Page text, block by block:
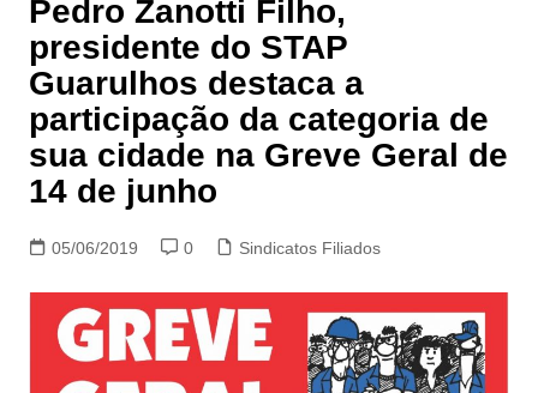
Pedro Zanotti Filho,
presidente do STAP
Guarulhos destaca a
participação da categoria de
sua cidade na Greve Geral de
14 de junho
05/06/2019 0 Sindicatos Filiados